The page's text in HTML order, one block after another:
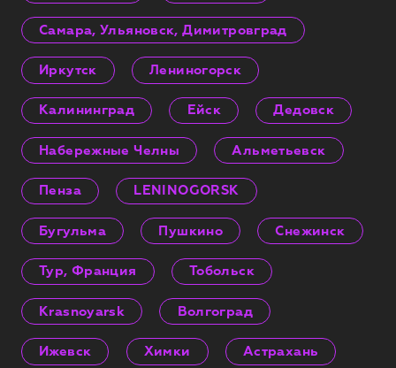
Самара, Ульяновск, Димитровград
Иркутск Лениногорск
Калининград Ейск Дедовск
Набережные Челны Альметьевск
Пенза LENINOGORSK
Бугульма Пушкино Снежинск
Тур, Франция Тобольск
Krasnoyarsk Волгоград
Ижевск Химки Астрахань